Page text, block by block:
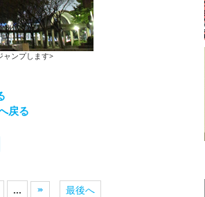
ャンプします>
戻る
... 最後へ